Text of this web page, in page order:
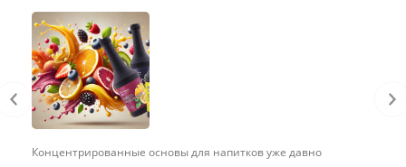
Концентрированные основы для напитков уже давно